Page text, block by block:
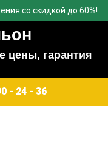
со скидкой до 60%!
цены, гарантия
- 24 - 36